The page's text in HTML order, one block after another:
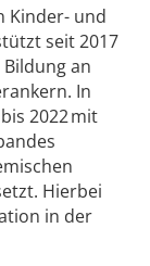
Kinder- und
seit 2017
an
In
2022 mit
Hierbei
in der